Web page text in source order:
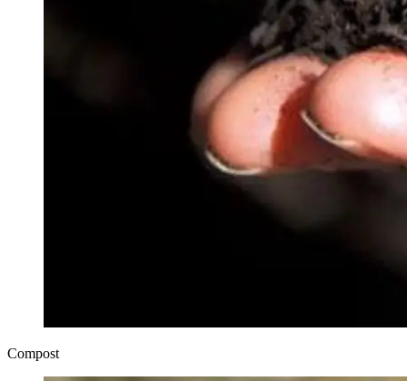
Compost